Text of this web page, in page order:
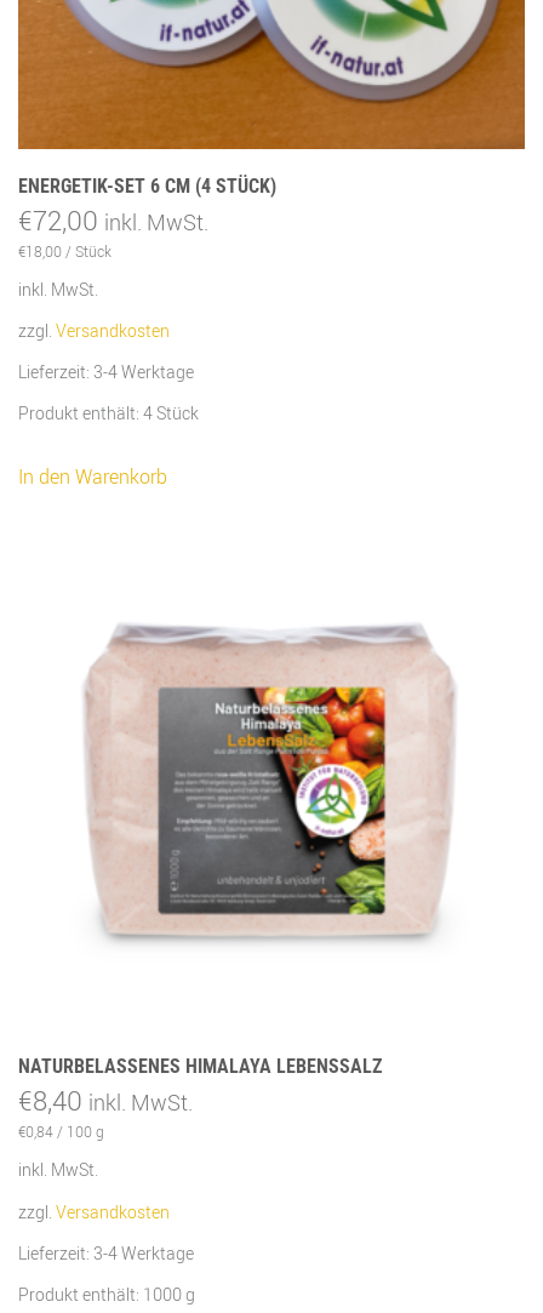
ENERGETIK-SET 6 CM (4 STÜCK)
€72,00 inkl. MwSt.
€18,00 /Stück
inkl. MwSt.
zzgl. Versandkosten
Lieferzeit: 3-4 Werktage
Produkt enthält: 4Stück
In den Warenkorb
NATURBELASSENES HIMALAYA LEBENSSALZ
€8,40 inkl. MwSt.
€0,84/ 100g
inkl. MwSt.
zzgl. Versandkosten
Lieferzeit: 3-4 Werktage
Produkt enthält: 1000g